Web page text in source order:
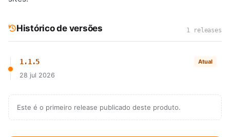
Histórico de versões 1 releases
1.1.5 Atual
28 jul 2026
Este é o primeiro release publicado deste produto.